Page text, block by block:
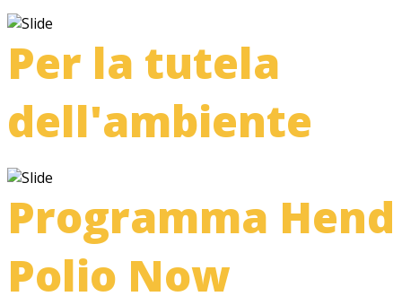
Per la tutela
dell'ambiente
Programma Hend
Polio Now